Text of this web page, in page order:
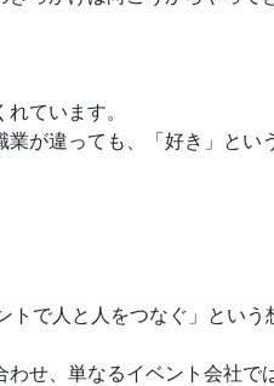
ています。
が違っても、「好き」とい
で人と人をつなぐ」とい
せ、単なるイベント会社で